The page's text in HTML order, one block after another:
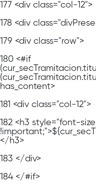
177 <div class="col-12">
178 <div
179 <div class="row">
180 <#if
has_content>
181 <div class="col-12">
182 <h3 style="font-
</h3>
183 </div>
184 </#if>